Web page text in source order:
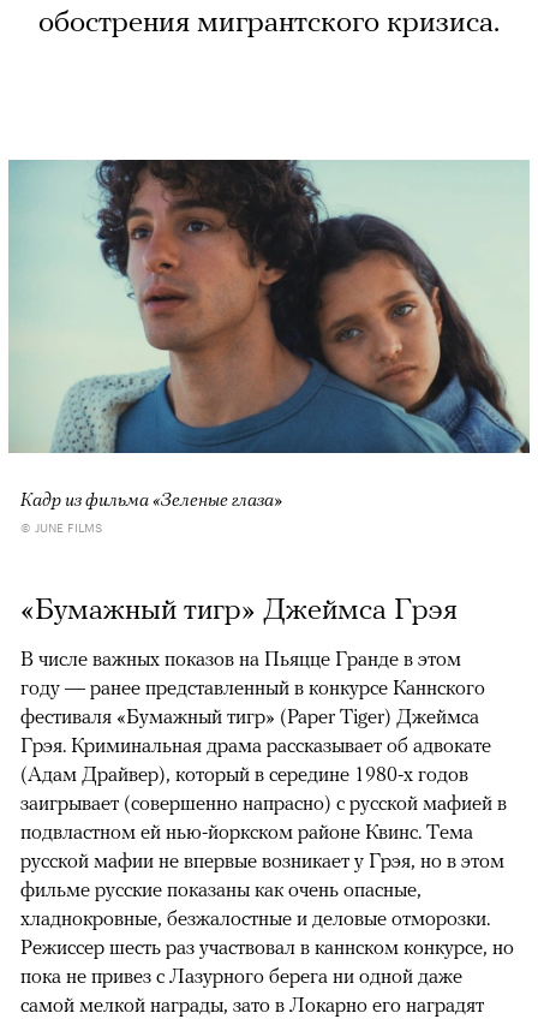
обострения мигрантского кризиса.
Кадр из фильма «Зеленые глаза»
© JUNE FILMS
«Бумажный тигр» Джеймса Грэя
В числе важных показов на Пьяцце Гранде в этом
году — ранее представленный в конкурсе Каннского
фестиваля «Бумажный тигр» (Paper Tiger) Джеймса
Грэя. Криминальная драма рассказывает об адвокате
(Адам Драйвер), который в середине 1980-х годов
заигрывает (совершенно напрасно) с русской мафией в
подвластном ей нью-йоркском районе Квинс. Тема
русской мафии не впервые возникает у Грэя, но в этом
фильме русские показаны как очень опасные,
хладнокровные, безжалостные и деловые отморозки.
Режиссер шесть раз участвовал в каннском конкурсе, но
пока не привез с Лазурного берега ни одной даже
самой мелкой награды, зато в Локарно его наградят